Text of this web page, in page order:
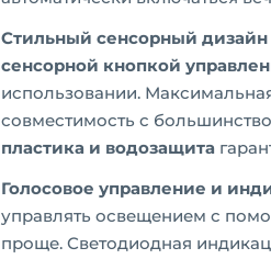
Стильный сенсорный
сенсорной кнопкой
использовании.
совместимость с
пластика и водозащита
Голосовое управление и
управлять освещением с
проще. Светодиодная